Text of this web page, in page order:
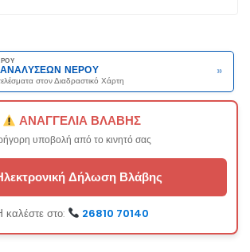
ΑΝΑΛΥΣΕΩΝ ΝΕΡΟΥ
στον Διαδραστικό Χάρτη
»
ΑΝΑΓΓΕΛΙΑ ΒΛΑΒΗΣ
υποβολή από το κινητό σας
Δήλωση Βλάβης
καλέστε στο: 26810 70140